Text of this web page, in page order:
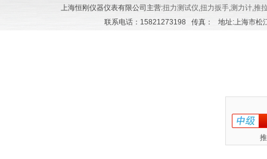
上海恒刚仪器仪表有限公司主营:扭力测试仪,扭力扳手,测力计,推
联系电话：15821273198 传真： 地址:上海市